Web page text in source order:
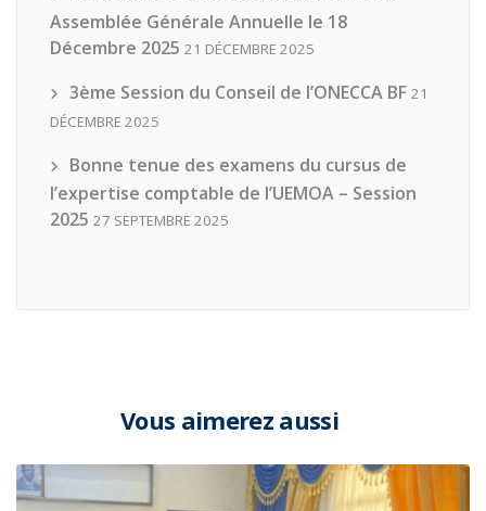
Assemblée Générale Annuelle le 18
Décembre 2025 21 DÉCEMBRE 2025
3ème Session du Conseil de l’ONECCA BF 21
DÉCEMBRE 2025
Bonne tenue des examens du cursus de
l’expertise comptable de l’UEMOA – Session
2025 27 SEPTEMBRE 2025
Vous aimerez aussi